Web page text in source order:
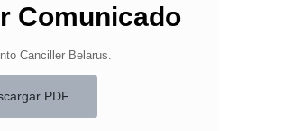
Comunicado
Canciller Belarus.
PDF